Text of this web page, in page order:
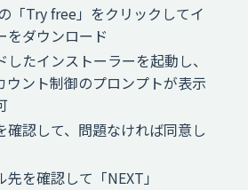
の「Try free」をクリックしてイ
をダウンロード
したインストーラーを起動し、
ウント制御のプロンプトが表示
確認して、問題なければ同意し
を確認して「NEXT」